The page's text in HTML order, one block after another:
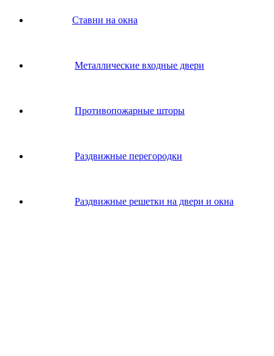
Ставни на окна
Металлические входные двери
Противопожарные шторы
Раздвижные перегородки
Раздвижные решетки на двери и окна